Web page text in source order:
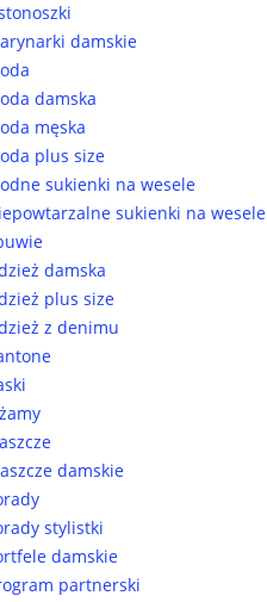
damskie
damska
męska
plus size
sukienki na wesele
sukienki na wesele
damska
plus size
z denimu
damskie
stylistki
damskie
partnerski